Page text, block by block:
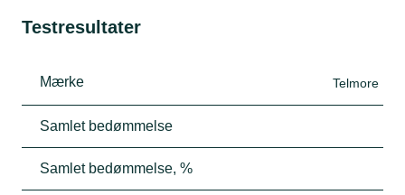
Testresultater
Mærke Telmore
Samlet bedømmelse
Samlet bedømmelse, %